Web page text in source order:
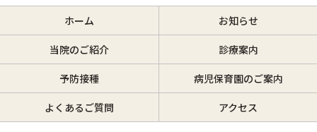
ホーム お知らせ
当院のご紹介 診療案内
予防接種 病児保育園のご案内
よくあるご質問 アクセス